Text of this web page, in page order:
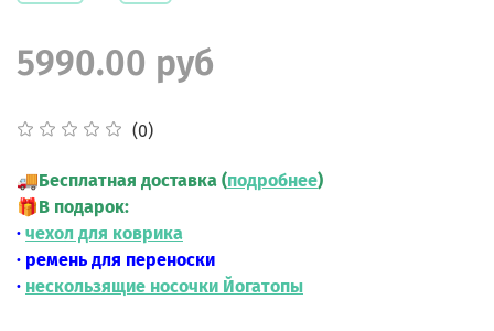
(0)
5990.00 руб
🚚Бесплатная доставка (подробнее)
🎁В подарок:
· чехол для коврика
· ремень для переноски
· нескользящие носочки Йогатопы